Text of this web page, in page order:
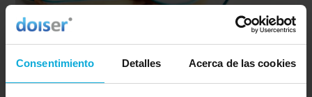
Consentimiento Detalles Acerca de las cookies
Galletas con publicidad de tu empresa
¡Galletas personalizadas! Ideal para tus eventos de